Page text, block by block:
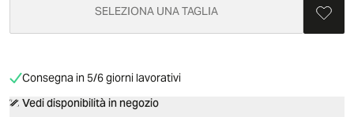
SELEZIONA UNA TAGLIA
Consegna in 5/6 giorni lavorativi
Vedi disponibilità in negozio